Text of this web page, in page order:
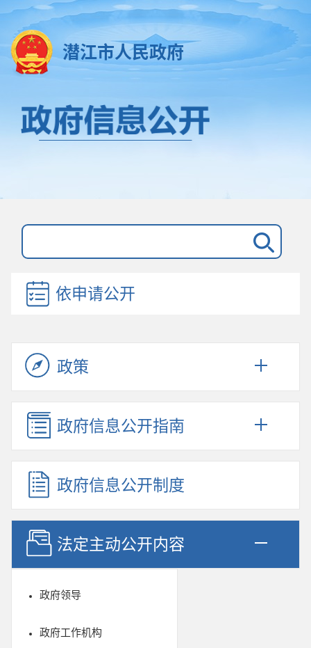
潜江市人民政府
依申请公开
政策
政府信息公开指南
政府信息公开制度
法定主动公开内容
政府领导
政府工作机构